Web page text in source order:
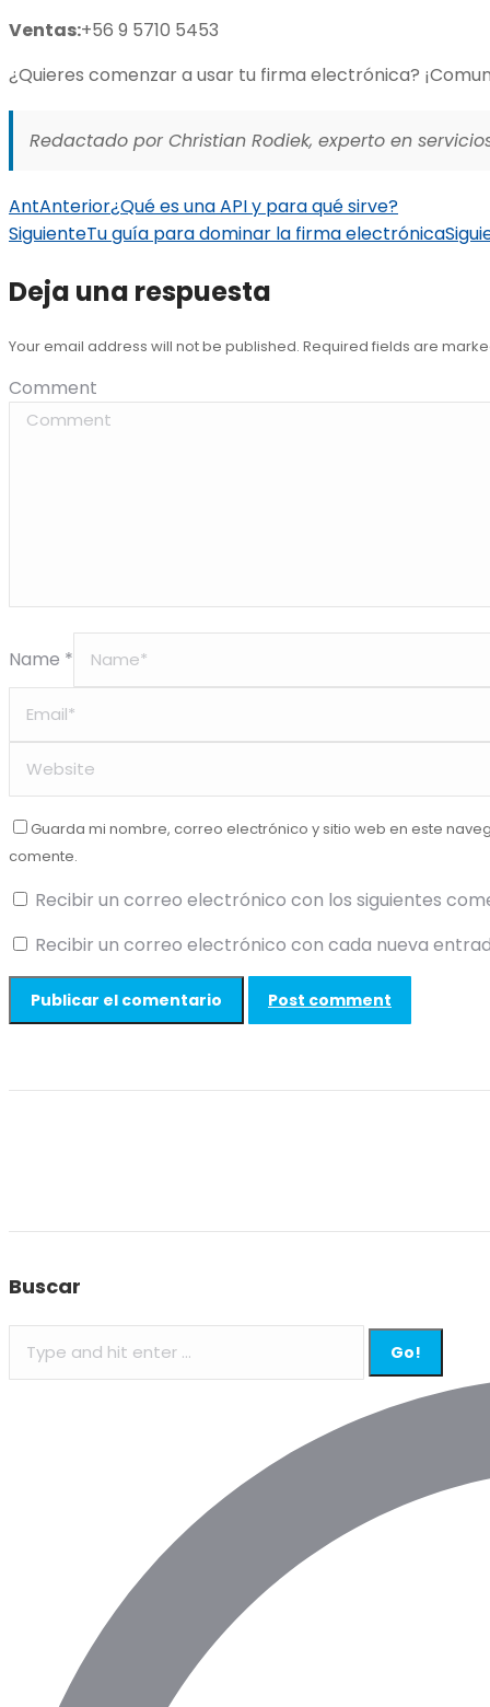
Ventas:+56 9 5710 5453
¿Quieres comenzar a usar tu firma electrónica?
Redactado por Christian Rodiek, experto en
AntAnterior¿Qué es una API y para qué sirve?
SiguienteTu guía para dominar la firma electrónica
Deja una respuesta
Your email address will not be published. Required fields are
Comment
Name *
Guarda mi nombre, correo electrónico y sitio web en este
comente.
Recibir un correo electrónico con los siguientes
Recibir un correo electrónico con cada nueva
Post comment
Buscar